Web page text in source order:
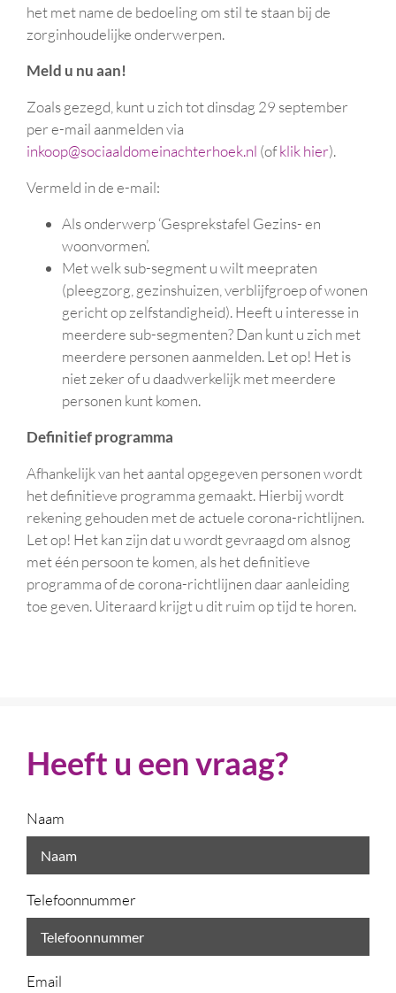
het met name de bedoeling om stil te staan bij de
zorginhoudelijke onderwerpen.
Meld u nu aan!
Zoals gezegd, kunt u zich tot dinsdag 29 september
per e-mail aanmelden via
inkoop@sociaaldomeinachterhoek.nl (ofklik hier).
Vermeld in de e-mail:
Als onderwerp ‘Gesprekstafel Gezins- en
woonvormen’.
Met welk sub-segment u wilt meepraten
(pleegzorg, gezinshuizen, verblijfgroep of wonen
gericht op zelfstandigheid). Heeft u interesse in
meerdere sub-segmenten? Dan kunt u zich met
meerdere personen aanmelden. Let op! Het is
niet zeker of u daadwerkelijk met meerdere
personen kunt komen.
Definitief programma
Afhankelijk van het aantal opgegeven personen wordt
het definitieve programma gemaakt. Hierbij wordt
rekening gehouden met de actuele corona-richtlijnen.
Let op! Het kan zijn dat u wordt gevraagd om alsnog
met één persoon te komen, als het definitieve
programma of de corona-richtlijnen daar aanleiding
toe geven. Uiteraard krijgt u dit ruim op tijd te horen.
Heeft u een vraag?
Naam
Telefoonnummer
Email